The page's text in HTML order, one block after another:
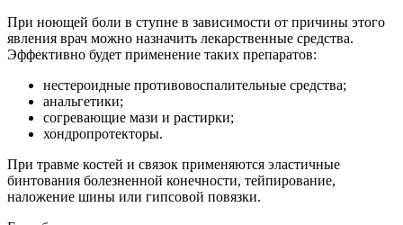
При ноющей боли в ступне в зависимости от причины этого
явления врач можно назначить лекарственные средства.
Эффективно будет применение таких препаратов:
нестероидные противовоспалительные средства;
анальгетики;
согревающие мази и растирки;
хондропротекторы.
При травме костей и связок применяются эластичные
бинтования болезненной конечности, тейпирование,
наложение шины или гипсовой повязки.